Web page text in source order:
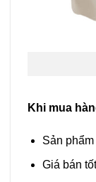
Khi mua
Sản
Giá bán